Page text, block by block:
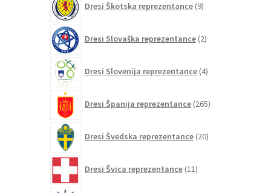
Dresi Škotska reprezentance 9izdelkov
Dresi Slovaška reprezentance 2izdelka
Dresi Slovenija reprezentance 4izdelki
Dresi Španija reprezentance 265izdelkov
Dresi Švedska reprezentance 20izdelkov
Dresi Švica reprezentance 11izdelkov